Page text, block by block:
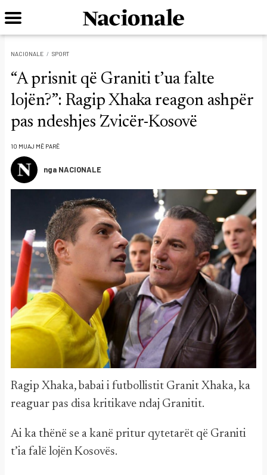
NACIONALE SPORT
“A prisnit që Graniti t’ua falte
lojën?”: Ragip Xhaka reagon ashpër
pas ndeshjes Zvicër-Kosovë
10 MUAJ MË PARË
nga NACIONALE
Ragip Xhaka, babai i futbollistit Granit Xhaka, ka
reaguar pas disa kritikave ndaj Granitit.
Ai ka thënë se a kanë pritur qytetarët që Graniti
t’ia falë lojën Kosovës.